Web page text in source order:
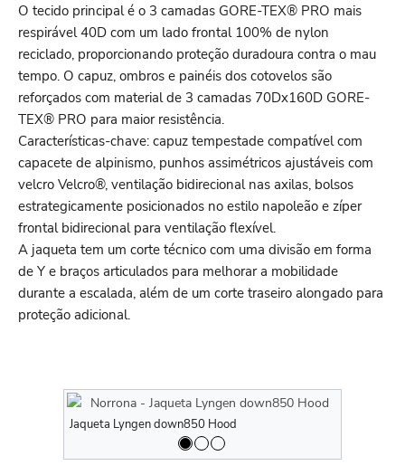
O tecido principal é o 3 camadas GORE-TEX® PRO mais
respirável 40D com um lado frontal 100% de nylon
reciclado, proporcionando proteção duradoura contra o mau
tempo. O capuz, ombros e painéis dos cotovelos são
reforçados com material de 3 camadas 70Dx160D GORE-
TEX® PRO para maior resistência.
Características-chave: capuz tempestade compatível com
capacete de alpinismo, punhos assimétricos ajustáveis com
velcro Velcro®, ventilação bidirecional nas axilas, bolsos
estrategicamente posicionados no estilo napoleão e zíper
frontal bidirecional para ventilação flexível.
A jaqueta tem um corte técnico com uma divisão em forma
de Y e braços articulados para melhorar a mobilidade
durante a escalada, além de um corte traseiro alongado para
proteção adicional.
Jaqueta Lyngen down850 Hood